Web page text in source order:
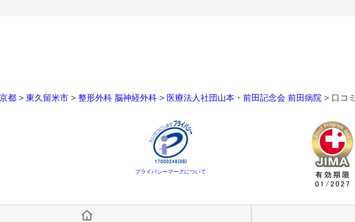
都 > 東久留米市 > 整形外科 脳神経外科 > 医療法人社団山本・前田記念会 前田病院 > 口コミ
プライバシーマークについて